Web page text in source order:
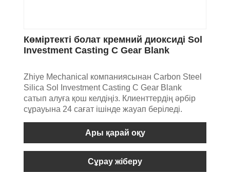
Көміртекті болат кремний диоксиді Sol
Investment Casting C Gear Blank
Zhiye Mechanical компаниясынан Carbon Steel
Silica Sol Investment Casting C Gear Blank
сатып алуға қош келдіңіз. Клиенттердің әрбір
сұрауына 24 сағат ішінде жауап беріледі.
Ары қарай оқу
Сұрау жіберу